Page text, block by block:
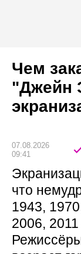
Чем
"Джейн
07.08.2026
09:41
что
1943,
2006,